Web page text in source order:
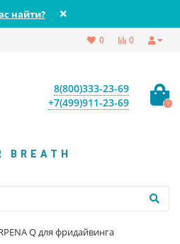
найти?
0
0
8(800)333-23-69
+7(499)911-23-69
0
BREATH
Q для фридайвинга